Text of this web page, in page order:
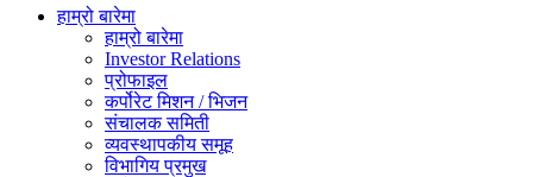
हाम्रो बारेमा
हाम्रो बारेमा
Investor Relations
प्रोफाइल
कर्पोरेट मिशन / भिजन
संचालक समिती
व्यवस्थापकीय समूह
विभागिय प्रमुख